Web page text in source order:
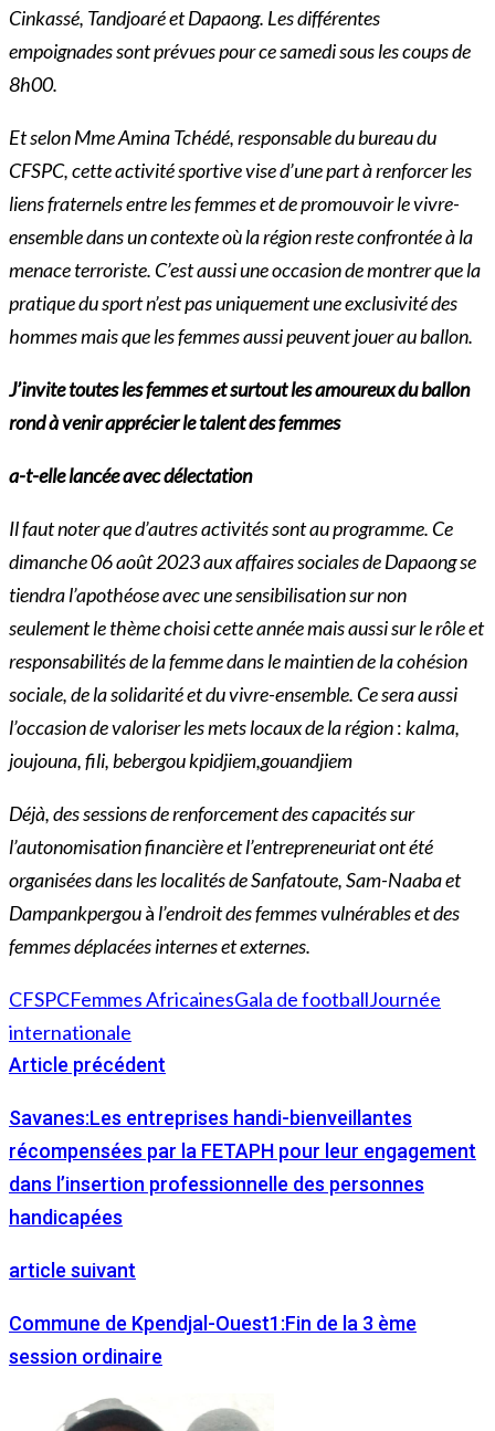
Cinkassé, Tandjoaré et Dapaong. Les différentes
empoignades sont prévues pour ce samedi sous les coups de
8h00.
Et selon Mme Amina Tchédé, responsable du bureau du
CFSPC, cette activité sportive vise d’une part à renforcer les
liens fraternels entre les femmes et de promouvoir le vivre-
ensemble dans un contexte où la région reste confrontée à la
menace terroriste. C’est aussi une occasion de montrer que la
pratique du sport n’est pas uniquement une exclusivité des
hommes mais que les femmes aussi peuvent jouer au ballon.
J’invite toutes les femmes et surtout les amoureux du ballon
rond à venir apprécier le talent des femmes
a-t-elle lancée avec délectation
Il faut noter que d’autres activités sont au programme. Ce
dimanche 06 août 2023 aux affaires sociales de Dapaong se
tiendra l’apothéose avec une sensibilisation sur non
seulement le thème choisi cette année mais aussi sur le rôle et
responsabilités de la femme dans le maintien de la cohésion
sociale, de la solidarité et du vivre-ensemble. Ce sera aussi
l’occasion de valoriser les mets locaux de la région:kalma,
joujouna, fili, bebergou kpidjiem,gouandjiem
Déjà, des sessions de renforcement des capacités sur
l’autonomisation financière et l’entrepreneuriat ont été
organisées dans les localités de Sanfatoute, Sam-Naaba et
Dampankpergouà l’endroit des femmes vulnérables et des
femmes déplacées internes et externes.
CFSPCFemmes AfricainesGala de footballJournée
internationale
Article précédent
Savanes:Les entreprises handi-bienveillantes
récompensées par la FETAPH pour leur engagement
dans l’insertion professionnelle des personnes
handicapées
article suivant
Commune de Kpendjal-Ouest1:Fin de la 3 ème
session ordinaire